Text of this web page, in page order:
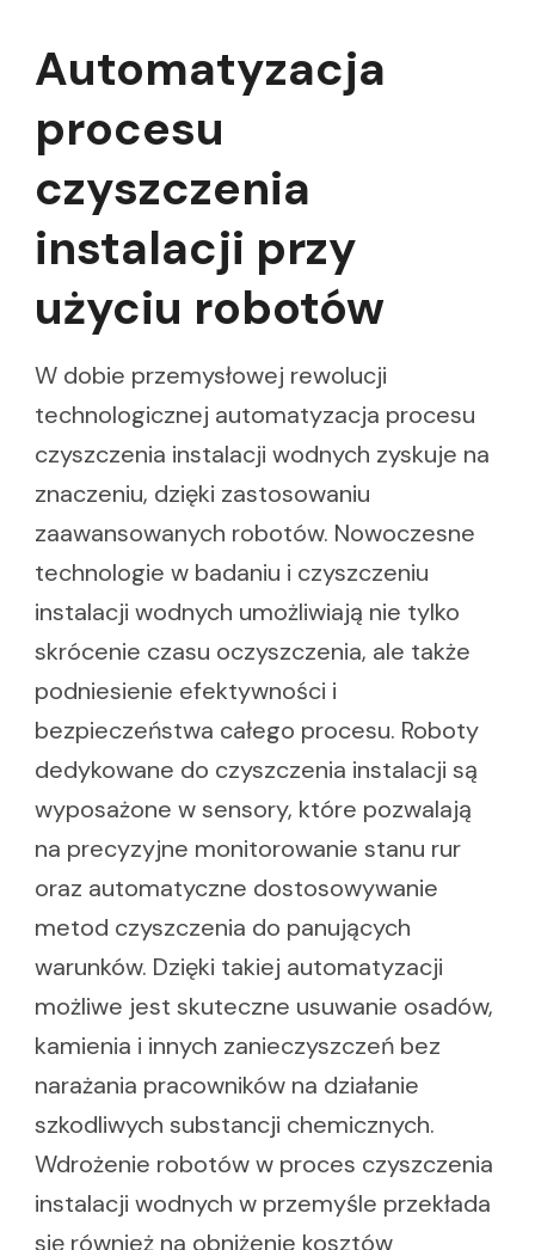
Automatyzacja
procesu
czyszczenia
instalacji przy
użyciu robotów
W dobie przemysłowej rewolucji
technologicznej automatyzacja procesu
czyszczenia instalacji wodnych zyskuje na
znaczeniu, dzięki zastosowaniu
zaawansowanych robotów. Nowoczesne
technologie w badaniu i czyszczeniu
instalacji wodnych umożliwiają nie tylko
skrócenie czasu oczyszczenia, ale także
podniesienie efektywności i
bezpieczeństwa całego procesu. Roboty
dedykowane do czyszczenia instalacji są
wyposażone w sensory, które pozwalają
na precyzyjne monitorowanie stanu rur
oraz automatyczne dostosowywanie
metod czyszczenia do panujących
warunków. Dzięki takiej automatyzacji
możliwe jest skuteczne usuwanie osadów,
kamienia i innych zanieczyszczeń bez
narażania pracowników na działanie
szkodliwych substancji chemicznych.
Wdrożenie robotów w proces czyszczenia
instalacji wodnych w przemyśle przekłada
się również na obniżenie kosztów